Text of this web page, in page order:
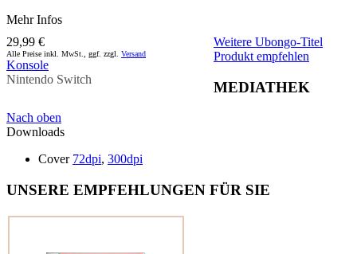
Mehr Infos
29,99 €
Alle Preise inkl. MwSt., ggf. zzgl. Versand
Konsole
Nintendo Switch
Weitere Ubongo-Titel
Produkt empfehlen
MEDIATHEK
Nach oben
Downloads
Cover 72dpi, 300dpi
UNSERE EMPFEHLUNGEN FÜR SIE